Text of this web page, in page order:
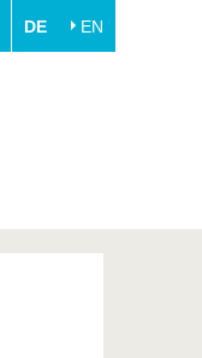
DE EN